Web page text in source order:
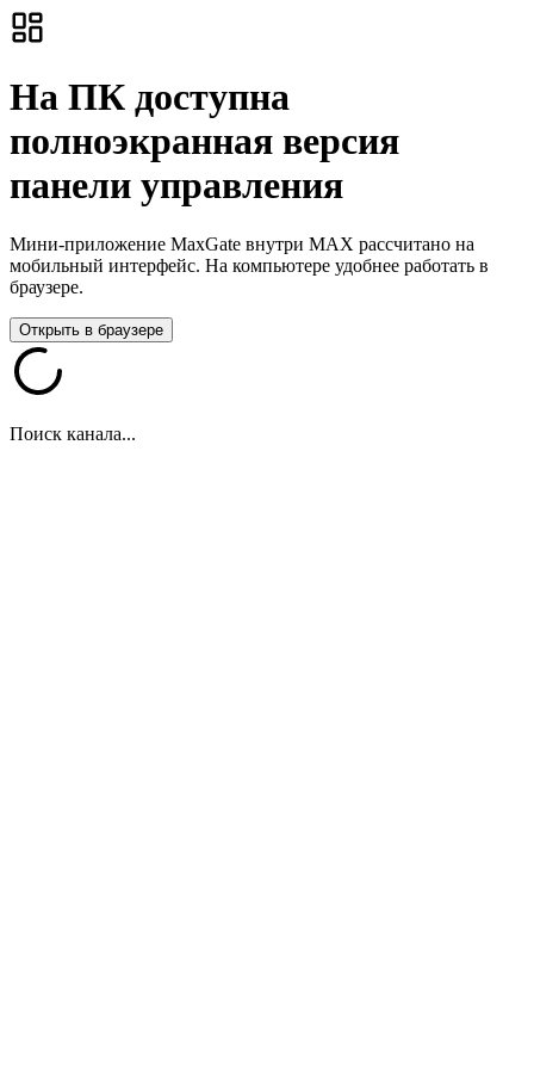
На ПК доступна
полноэкранная версия
панели управления
Мини-приложение MaxGate внутри MAX рассчитано на
мобильный интерфейс. На компьютере удобнее работать в
браузере.
Открыть в браузере
Поиск канала...